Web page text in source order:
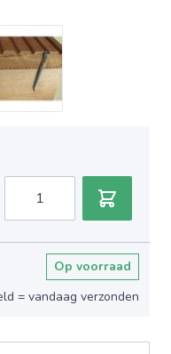
Op voorraad
= vandaag verzonden